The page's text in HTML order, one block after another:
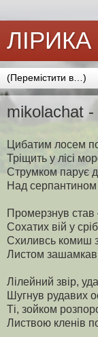
mikolachat
Цибатим лосем
Тріщить у лісі
Струмком парує
Над серпантином
Промерзнув став
Сохатих вій у
Схиливсь комиш
Листом зашамкав
Лілейний звір,
Шугнув рудавих
Ті, зойком
Листвою кленів